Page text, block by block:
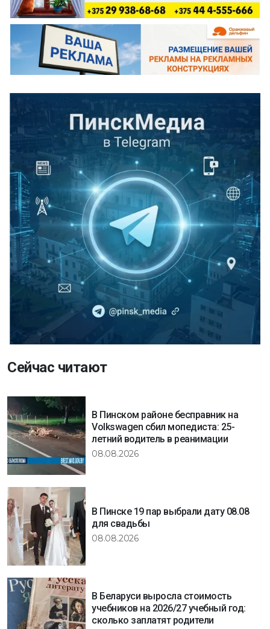
Сейчас читают
В Пинском районе бесправник на
Volkswagen сбил мопедиста: 25-
летний водитель в реанимации
08.08.2026
В Пинске 19 пар выбрали дату 08.08
для свадьбы
08.08.2026
В Беларуси выросла стоимость
учебников на 2026/27 учебный год:
сколько заплатят родители